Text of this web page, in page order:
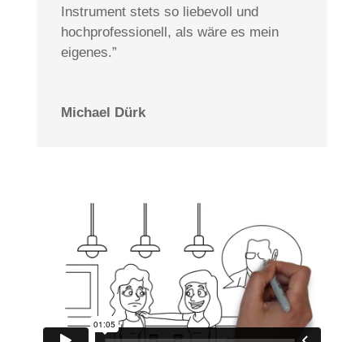
Instrument stets so liebevoll und
hochprofessionell, als wäre es mein
eigenes.”
Michael Dürk